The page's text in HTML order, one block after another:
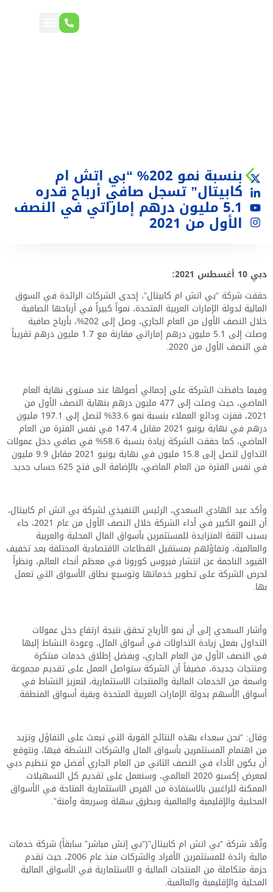
بنسبة نمو 202% “بي اتش ام
كابيتال” تسجل صافي أرباح قدره
5.1 مليون درهم إماراتي في النصف
الأول من 2021
دبي 10 أغسطس 2021:
حققت شركة “بي اتش ام كابيتال”، إحدى الشركات الرائدة في السوق
المالية لدولة الإمارات العربية المتحدة، نمواً كبيراً في أرباحها الصافية
خلال النصف الأول من العام الجاري، وصل إلى 202%، بأرباح صافية
وصلت إلى 5.1 مليون درهم إماراتي مقارنة مع 1.7 مليون درهم تقريباً
في النصف الأول من 2020.
وفيما حافظت الشركة على إجمالي أصولها عند مستوى نهاية العام
الماضي، حيث وصلت إلى 477 مليون درهم بنهاية النصف الأول من
2021، قفزت ودائع العملاء بنسبة نمو 33.6% لتصل إلى 197.1 مليون
درهم في نهاية يونيو 2021 مقابل 147.4 في نفس الفترة من العام
الماضي ، كما حققت الشركة زيادة بنسبة 58.6% في صافي دخل عمولات
التداول لتصل إلى 15.8 مليون في نهاية يونيو 2021 مقابل 9.9 مليون
في نفس الفترة من العام الماضي، بالإضافة الى فتح 625 حساب جديد.
وأكد عبد الهادي السعدي، الرئيس التنفيذي لشركة بي اتش ام كابيتال،
أن النمو الكبير في أداء الشركة خلال النصف الأول من عام 2021، جاء
بسبب الثقة المتزايدة للمستثمرين بأسواق المال المحلية والعربية
والعالمية، وتفاؤلهم بمستقبل القطاعات الاقتصادية المختلفة بعد تخفيف
القيود الناجمة عن انتشار فيروس كورونا في معظم أنحاء العالم، ونظراً
لحرص الشركة على تطوير خدماتها وتوسيع نطاق الأسواق التي تعمل
بها.
وأشار السعدي إلى أن نمو الأرباح تحقق نتيجة ارتفاع دخل عمولات
التداول بفعل زيادة التداولات في أسواق المال، وعودة النشاط إليها
في النصف الأول من العام الجاري، وبفضل إطلاق خدمات مبتكرة
ومنتجات جديدة، مضيفاً أن الشركة ستواصل العمل على تقديم مجموعة
واسعة من الخدمات المالية والمنتجات الاستثمارية، لتعزيز النشاط في
أسواق الأسهم بدولة الإمارات العربية المتحدة وبقية أسواق المنطقة.
وقال: “نحن سعداء بهذه النتائج القوية التي تبعث على التفاؤل وتزيد
من اهتمام المستثمرين بأسواق المال والشركات النشطة فيها، ونتوقع
أن يكون الأداء في النصف الثاني من العام الجاري أفضل مع تنظيم دبي
لمعرض إكسبو 2020 العالمي، وسنعمل على تقديم كل التسهيلات
الممكنة للراغبين بالاستفادة من الفرص الاستثمارية المتاحة في الأسواق
المحلبية والإقليمية والعالمية وبطرق سهلة وسريعة وآمنة”.
وتُعّد شركة “بي اتش ام كابيتال”(“بي إتش مباشر” سابقاً) شركة خدمات
مالية رائدة للمستثمرين الأفراد والشركات منذ عام 2006، حيث تقدم
حزمة متكاملة من المنتجات المالية و الاستثمارية في الأسواق المالية
المحلية والإقليمية والعالمية.